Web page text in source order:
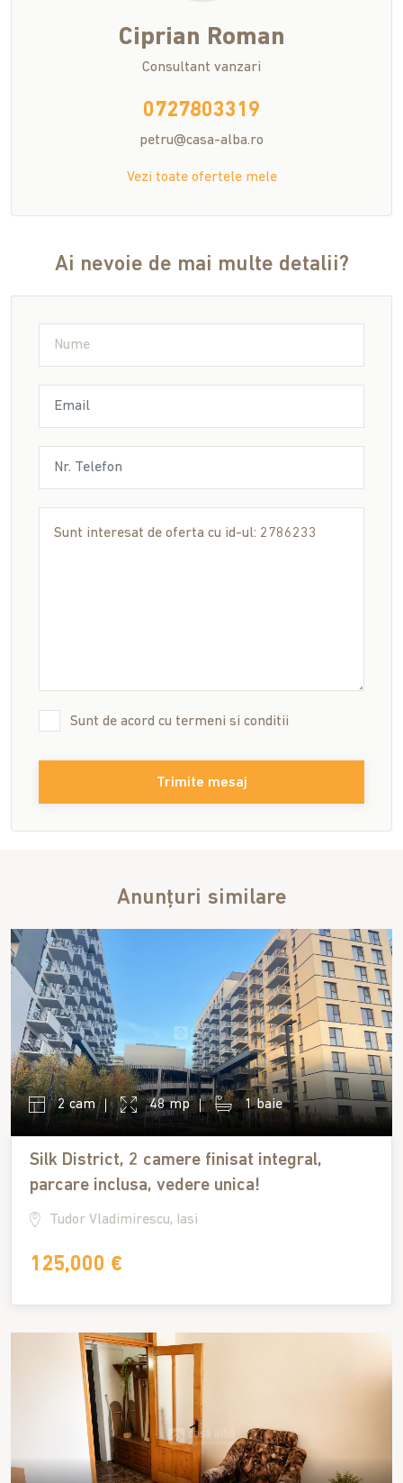
Ciprian Roman
Consultant vanzari
0727803319
petru@casa-alba.ro
Vezi toate ofertele mele
Ai nevoie de mai multe detalii?
Sunt de acord cu termeni si conditii
Trimite mesaj
Anunțuri similare
2 cam 48 mp 1 baie
Silk District, 2 camere finisat integral,
parcare inclusa, vedere unica!
Tudor Vladimirescu, Iasi
125,000 €